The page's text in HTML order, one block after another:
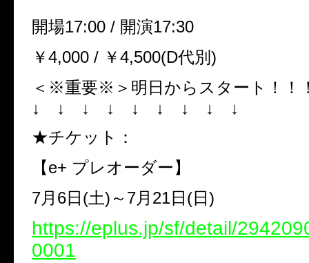
開場17:00 / 開演17:30
￥4,000 / ￥4,500(D代別)
＜※重要※＞明日からスタート！！
↓ ↓ ↓ ↓ ↓ ↓ ↓ ↓ ↓
★チケット：
【e+ プレオーダー】
7月6日(土)～7月21日(日)
https://eplus.jp/sf/detail/
0001